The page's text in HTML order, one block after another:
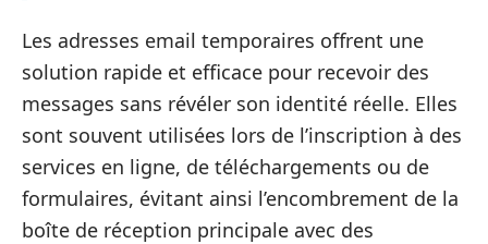
Les adresses email temporaires offrent une
solution rapide et efficace pour recevoir des
messages sans révéler son identité réelle. Elles
sont souvent utilisées lors de l’inscription à des
services en ligne, de téléchargements ou de
formulaires, évitant ainsi l’encombrement de la
boîte de réception principale avec des